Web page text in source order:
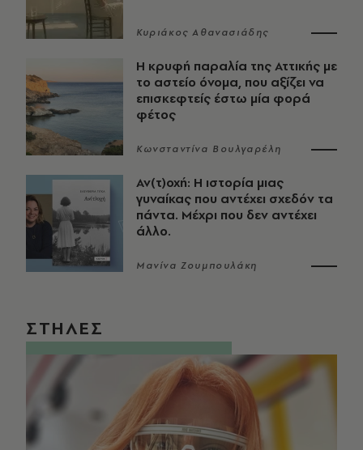
Κυριάκος Αθανασιάδης
Η κρυφή παραλία της Αττικής με
το αστείο όνομα, που αξίζει να
επισκεφτείς έστω μία φορά
φέτος
Κωνσταντίνα Βουλγαρέλη
Αν(τ)οχή: Η ιστορία μιας
γυναίκας που αντέχει σχεδόν τα
πάντα. Μέχρι που δεν αντέχει
άλλο.
Μανίνα Ζουμπουλάκη
ΣΤΗΛΕΣ